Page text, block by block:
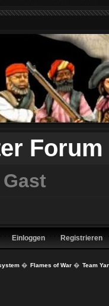
Forum
Gast
Einloggen Registrieren
� Flames of War� Team